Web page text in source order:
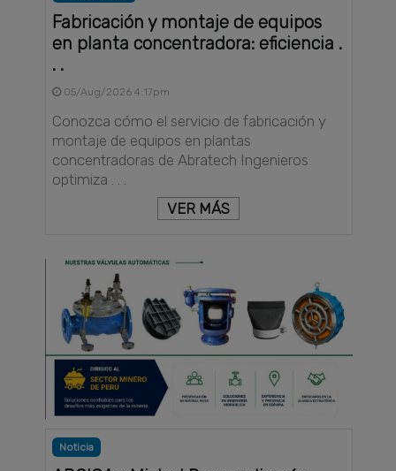
Fabricación y montaje de equipos
en planta concentradora: eficiencia .
. .
05/Aug/2026 4:17pm
Conozca cómo el servicio de fabricación y
montaje de equipos en plantas
concentradoras de Abratech Ingenieros
optimiza . . .
VER MÁS
Noticia